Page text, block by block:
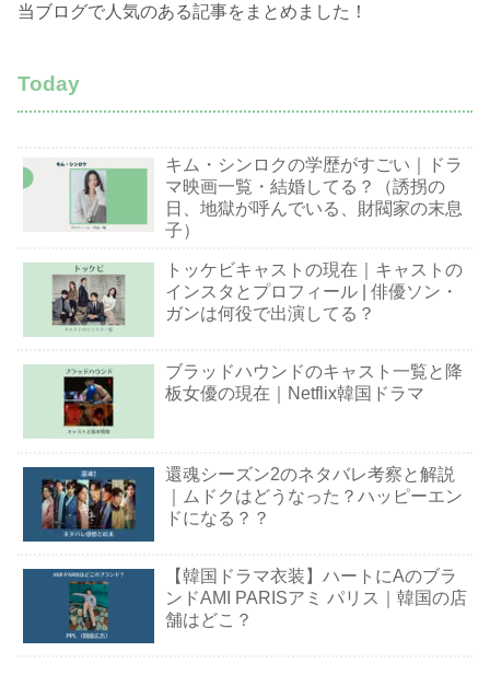
当ブログで人気のある記事をまとめました！
Today
キム・シンロクの学歴がすごい｜ドラ
マ映画一覧・結婚してる？（誘拐の
日、地獄が呼んでいる、財閥家の末息
子）
トッケビキャストの現在｜キャストの
インスタとプロフィール | 俳優ソン・
ガンは何役で出演してる？
ブラッドハウンドのキャスト一覧と降
板女優の現在｜Netflix韓国ドラマ
還魂シーズン2のネタバレ考察と解説
｜ムドクはどうなった？ハッピーエン
ドになる？？
【韓国ドラマ衣装】ハートにAのブラ
ンドAMI PARISアミ パリス｜韓国の店
舗はどこ？